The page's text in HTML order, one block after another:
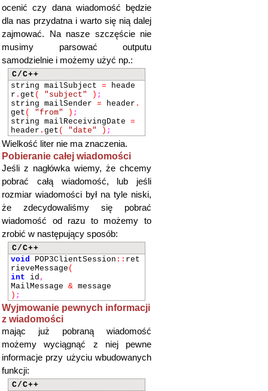
ocenić czy dana wiadomość będzie
dla nas przydatna i warto się nią dalej
zajmować. Na nasze szczęście nie
musimy parsować outputu
samodzielnie i możemy użyć np.:
C/C++
string mailSubject = heade
r . get ( "subject" ) ;
string mailSender = header .
get ( "from" ) ;
string mailReceivingDate =
header . get ( "date" ) ;
Wielkość liter nie ma znaczenia.
Pobieranie całej wiadomości
Jeśli z nagłówka wiemy, że chcemy
pobrać całą wiadomość, lub jeśli
rozmiar wiadomości był na tyle niski,
że zdecydowaliśmy się pobrać
wiadomość od razu to możemy to
zrobić w następujący sposób:
C/C++
void POP3ClientSession :: ret
rieveMessage (
int id ,
MailMessage & message
) ;
Wyjmowanie pewnych informacji
z wiadomości
mając już pobraną wiadomość
możemy wyciągnąć z niej pewne
informacje przy użyciu wbudowanych
funkcji:
C/C++